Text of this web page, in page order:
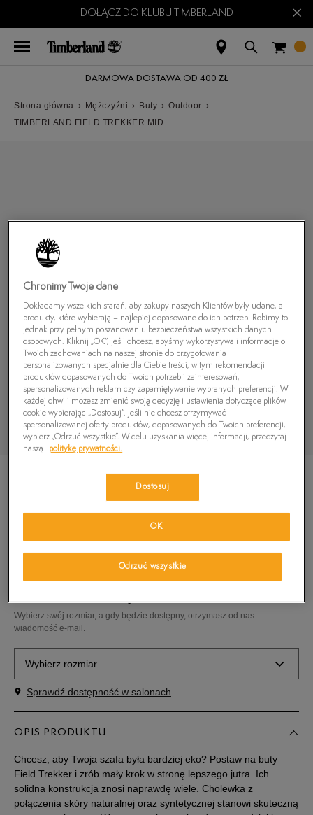
DOŁĄCZ DO KLUBU TIMBERLAND ×
DARMOWA DOSTAWA OD 400 ZŁ
Strona główna › Mężczyźni › Buty › Outdoor ›
TIMBERLAND FIELD TREKKER MID
469,99zł
Wybierz swój rozmiar, a gdy będzie dostępny, otrzymasz od nas
wiadomość e-mail.
Wybierz rozmiar
Rozmiary EU
40 25 cm
41 25,5 cm Powiadom o dostępności
41,5 26 cm Powiadom o dostępności
Sprawdź dostępność w salonach
OPIS PRODUKTU
Chcesz, aby Twoja szafa była bardziej eko? Postaw na buty
Field Trekker i zrób mały krok w stronę lepszego jutra. Ich
solidna konstrukcja znosi naprawdę wiele. Cholewka z
połączenia skóry naturalnej oraz syntetycznej stanowi skuteczną
Chronimy Twoje dane
Dokładamy wszelkich starań, aby zakupy naszych Klientów były udane, a
produkty, które wybierają – najlepiej dopasowane do ich potrzeb. Robimy to
jednak przy pełnym poszanowaniu bezpieczeństwa wszystkich danych
osobowych. Kliknij „OK”, jeśli chcesz, abyśmy wykorzystywali informacje o
Twoich zachowaniach na naszej stronie do przygotowania
personalizowanych specjalnie dla Ciebie treści, w tym rekomendacji
produktów dopasowanych do Twoich potrzeb i zainteresowań,
spersonalizowanych reklam czy zapamiętywanie wybranych preferencji. W
każdej chwili możesz zmienić swoją decyzję i ustawienia dotyczące plików
cookie wybierając „Dostosuj”. Jeśli nie chcesz otrzymywać
spersonalizowanej oferty produktów, dopasowanych do Twoich preferencji,
wybierz „Odrzuć wszystkie”. W celu uzyskania więcej informacji, przeczytaj
naszą
politykę prywatności.
Dostosuj
Odrzuć wszystkie
OK